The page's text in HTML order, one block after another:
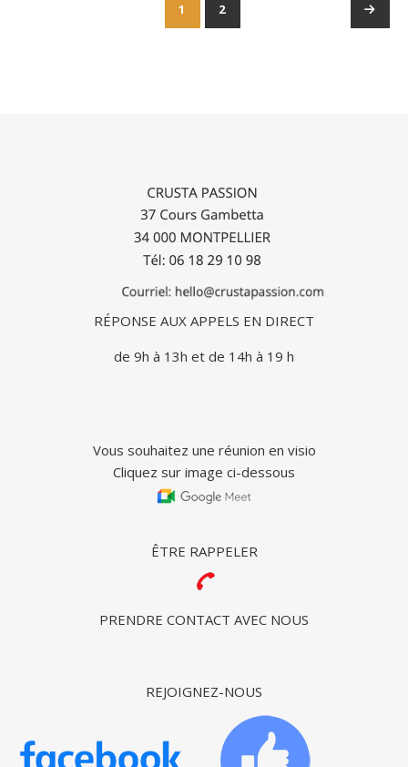
1 2
RÉPONSE AUX APPELS EN DIRECT
de 9h à 13h et de 14h à 19 h
Vous souhaitez une réunion en visio
Cliquez sur image ci-dessous
ÊTRE RAPPELER
PRENDRE CONTACT AVEC NOUS
REJOIGNEZ-NOUS